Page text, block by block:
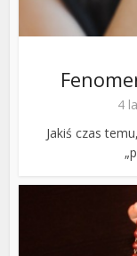
4
Jakiś czas